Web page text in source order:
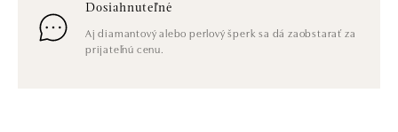
Dosiahnuteľné
Aj diamantový alebo perlový šperk sa dá zaobstarať za
prijateľnú cenu.